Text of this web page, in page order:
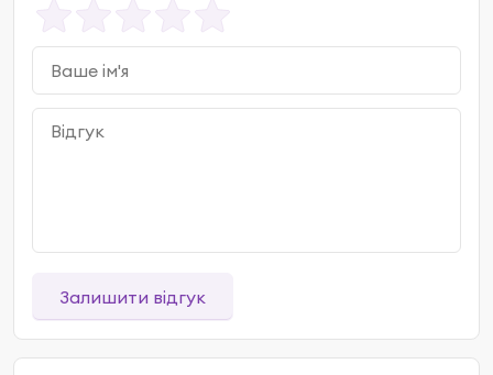
Залишити відгук